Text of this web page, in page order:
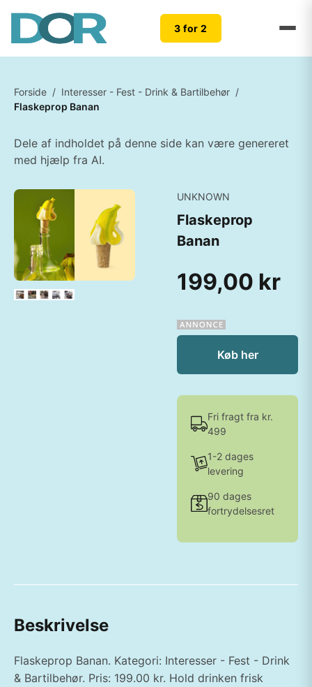
3 for 2
Forside / Interesser - Fest - Drink & Bartilbehør /
Flaskeprop Banan
Dele af indholdet på denne side kan være genereret
med hjælp fra AI.
UNKNOWN
Flaskeprop
Banan
199,00 kr
Køb her
Fri fragt fra kr.
499
1-2 dages
levering
90 dages
fortrydelsesret
Beskrivelse
Flaskeprop Banan. Kategori: Interesser - Fest - Drink
& Bartilbehør. Pris: 199.00 kr. Hold drinken frisk